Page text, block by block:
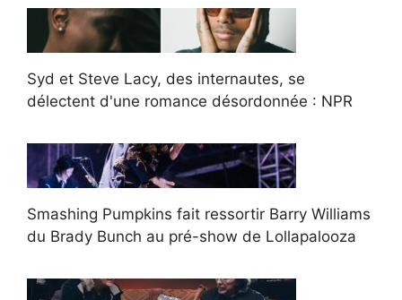
Syd et Steve Lacy, des internautes, se
délectent d'une romance désordonnée : NPR
Smashing Pumpkins fait ressortir Barry Williams
du Brady Bunch au pré-show de Lollapalooza